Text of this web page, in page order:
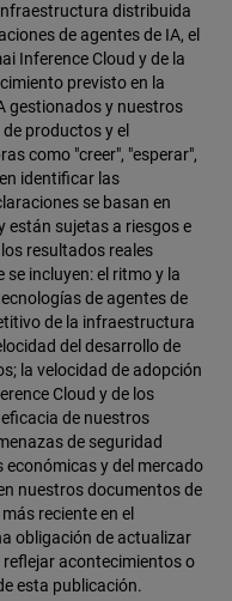
distribuida
de agentes de IA, el
Inference Cloud y de la
previsto en la
gestionados y nuestros
productos y el
como "creer", "esperar",
identificar las
se basan en
están sujetas a riesgos e
resultados reales
incluyen: el ritmo y la
de agentes de
de la infraestructura
del desarrollo de
la velocidad de adopción
Cloud y de los
de nuestros
de seguridad
económicas y del mercado
nuestros documentos de
reciente en el
obligación de actualizar
acontecimientos o
esta publicación.